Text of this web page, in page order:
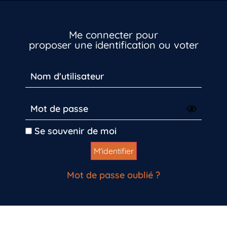
Me connecter pour
proposer une identification ou voter
Se souvenir de moi
Mot de passe oublié ?
Inscrivez-vous dès maintenant